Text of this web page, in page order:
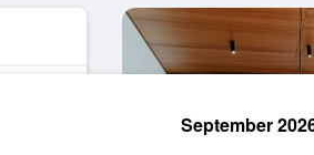
September